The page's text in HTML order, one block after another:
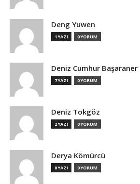
Deng Yuwen
1 YAZI 0 YORUM
Deniz Cumhur Başaraner
7 YAZI 0 YORUM
Deniz Tokgöz
2 YAZI 0 YORUM
Derya Kömürcü
0 YAZI 0 YORUM